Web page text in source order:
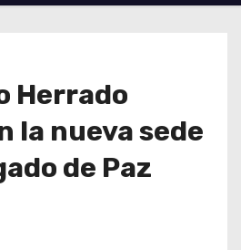
Herrado
la nueva sede
de Paz